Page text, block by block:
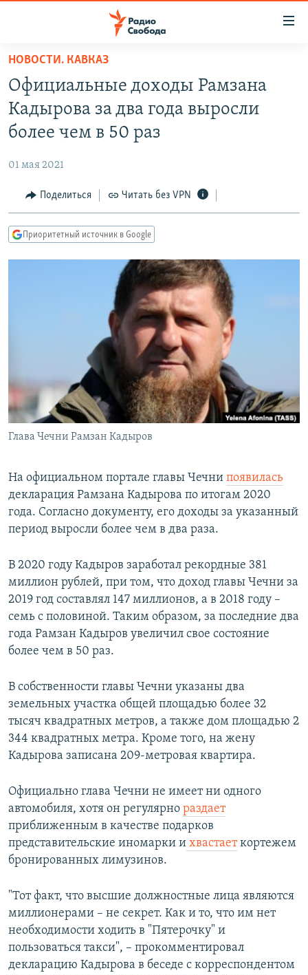
упрощенного
доступа
Вернуться
основному
Вернутся
Вернутся
ПРОГРАММЫ
ПОДКАСТЫ
АВТОРСКИЕ ПРОЕКТЫ
МНЕНИЯ
КУЛЬТУРА
КАВКАЗ.РЕАЛИИ
РАСПИСАНИЕ ВЕЩАНИЯ
ПОДПИШИТЕСЬ НА РАССЫЛКУ
СОЦИАЛЬНЫЕ СЕТИ
Все сайты РСЕ/РС
НОВОСТИ. КАВКАЗ
Официальные доходы Рамзана
Кадырова за два года выросли
более чем в 50 раз
01 мая 2021
Поделиться Читать без VPN
Приоритетный источник в Google
Глава Чечни Рамзан Кадыров
На официальном портале главы Чечни появилась
декларация Рамзана Кадырова по итогам 2020
года. Согласно документу, его доходы за указанный
период выросли более чем в два раза.
В 2020 году Кадыров заработал рекордные 381
миллион рублей, при том, что доход главы Чечни за
2019 год составлял 147 миллионов, а в 2018 году –
семь с половиной. Таким образом, за последние два
года Рамзан Кадыров увеличил свое состояние
более чем в 50 раз.
В собственности главы Чечни указаны два
земельных участка общей площадью более 32
тысяч квадратных метров, а также дом площадью 2
344 квадратных метра. Кроме того, на жену
Кадырова записана 209-метровая квартира.
Официально глава Чечни не имеет ни одного
автомобиля, хотя он регулярно раздает
приближенным в качестве подарков
представительские иномарки и хвастаеткортежем
бронированных лимузинов.
"Тот факт, что высшие должностные лица являются
миллионерами – не секрет. Как и то, что им нет
необходимости ходить в "Пятерочку" и
пользоваться такси", – прокомментировал
декларацию Кадырова в беседе с корреспондентом